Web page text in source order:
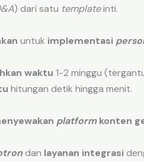
) dari satu templateinti.
untuk implementasi
waktu 1-2 minggu
hitungan detik hingga menit.
platform konten
dan layanan integrasi